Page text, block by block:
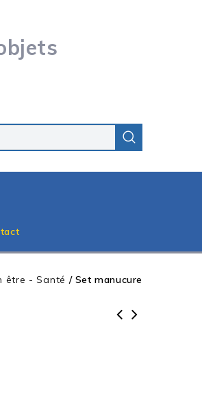
être - Santé / Set manucure